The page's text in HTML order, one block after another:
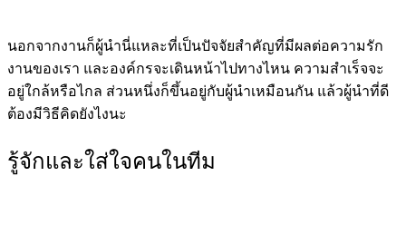
นอกจากงานก็ผู้นำนี่แหละที่เป็นปัจจัยสำคัญที่มีผลต่อความรัก
งานของเรา และองค์กรจะเดินหน้าไปทางไหน ความสำเร็จจะ
อยู่ใกล้หรือไกล ส่วนหนึ่งก็ขึ้นอยู่กับผู้นำเหมือนกัน แล้วผู้นำที่ดี
ต้องมีวิธีคิดยังไงนะ
รู้จักและใส่ใจคนในทีม